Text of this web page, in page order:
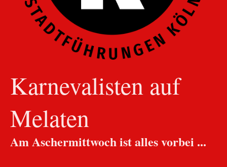
Karnevalisten auf
Melaten
Am Aschermittwoch ist alles vorbei ...